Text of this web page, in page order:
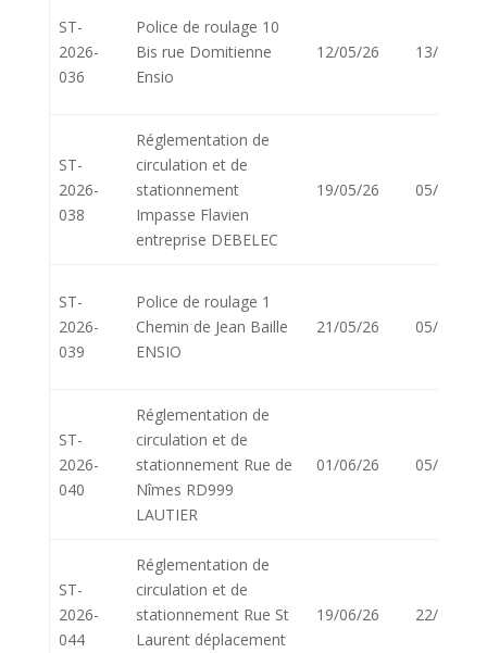
ST-
2026-
036
Police de roulage 10
Bis rue Domitienne
Ensio
12/05/26 13/05/26
ST-
2026-
038
Réglementation de
circulation et de
stationnement
Impasse Flavien
entreprise DEBELEC
19/05/26 05/06/26
ST-
2026-
039
Police de roulage 1
Chemin de Jean Baille
ENSIO
21/05/26 05/06/26
ST-
2026-
040
Réglementation de
circulation et de
stationnement Rue de
Nîmes RD999
LAUTIER
01/06/26 05/06/26
ST-
2026-
044
Réglementation de
circulation et de
stationnement Rue St
Laurent déplacement
19/06/26 22/06/26